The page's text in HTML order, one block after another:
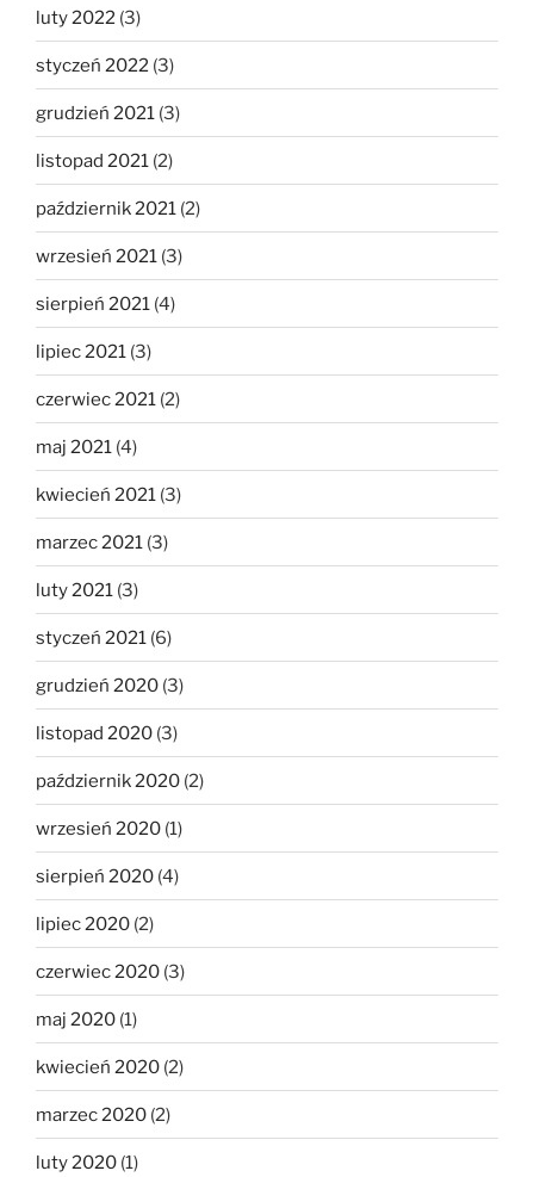
luty 2022 (3)
styczeń 2022 (3)
grudzień 2021 (3)
listopad 2021 (2)
październik 2021 (2)
wrzesień 2021 (3)
sierpień 2021 (4)
lipiec 2021 (3)
czerwiec 2021 (2)
maj 2021 (4)
kwiecień 2021 (3)
marzec 2021 (3)
luty 2021 (3)
styczeń 2021 (6)
grudzień 2020 (3)
listopad 2020 (3)
październik 2020 (2)
wrzesień 2020 (1)
sierpień 2020 (4)
lipiec 2020 (2)
czerwiec 2020 (3)
maj 2020 (1)
kwiecień 2020 (2)
marzec 2020 (2)
luty 2020 (1)